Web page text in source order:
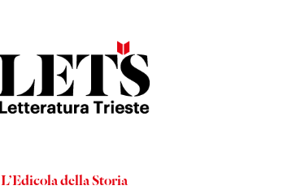
L’Edicola della Storia